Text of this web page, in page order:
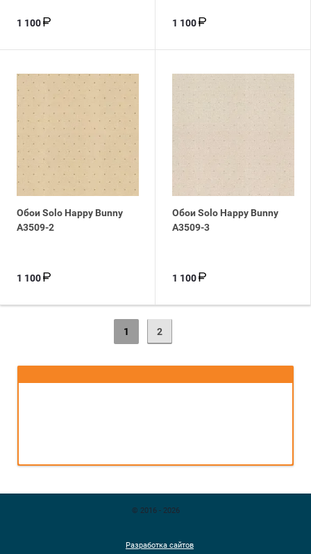
1 100 1 100
Обои Solo Happy Bunny
A3509-2
1 100
Обои Solo Happy Bunny
A3509-3
1 100
1 2
© 2016 - 2026
Разработка сайтов